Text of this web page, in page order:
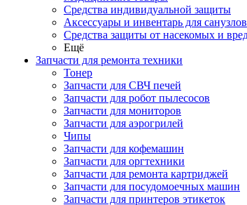
Средства индивидуальной защиты
Аксессуары и инвентарь для санузлов
Средства защиты от насекомых и
Ещё
Запчасти для ремонта техники
Тонер
Запчасти для СВЧ печей
Запчасти для робот пылесосов
Запчасти для мониторов
Запчасти для аэрогрилей
Чипы
Запчасти для кофемашин
Запчасти для оргтехники
Запчасти для ремонта картриджей
Запчасти для посудомоечных машин
Запчасти для принтеров этикеток